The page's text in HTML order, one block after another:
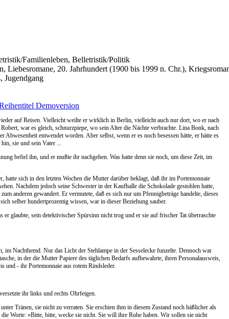
Familienleben, Belletristik/Politik
20. Jahrhundert (1900 bis 1999 n. Chr.),
Demoversion
auf Reisen. Vielleicht weilte er wirklich in Berlin, vielleicht auch nur dort, wo er nach
war es gleich, schnurzpiepe, wo sein Alter die Nächte verbrachte. Lina Bonk, nach
entwendet worden. Aber selbst, wenn er es noch besessen hätte, er hätte es
sie und sein Vater ...
befiel ihn, und er mußte ihr nachgehen. Was hatte denn sie noch, um diese Zeit, im
sich in den letzten Wochen die Mutter darüber beklagt, daß ihr im Portemonnaie
Nachdem jedoch seine Schwester in der Kaufhalle die Schokolade gestohlen hatte,
anderen gewandert. Er vermutete, daß es sich nur um Pfennigbeträge handelte, dieses
selber hundertprozentig wissen, war in dieser Beziehung sauber.
glaubte, sein detektivischer Spürsinn nicht trog und er sie auf frischer Tat überraschte
Nachthemd. Nur das Licht der Stehlampe in der Sesselecke funzelte. Dennoch war
in der die Mutter Papiere des täglichen Bedarfs aufbewahrte, ihren Personalausweis,
und - ihr Portemonnaie aus rotem Rindsleder.
ihr links und rechts Ohrfeigen.
Tränen, sie nicht zu verraten. Sie erschien ihm in diesem Zustand noch häßlicher als
Worte: »Bitte, bitte, wecke sie nicht. Sie will ihre Ruhe haben. Wir sollen sie nicht